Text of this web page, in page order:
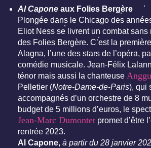
Al Capone aux Folies Bergère
Plongée dans le Chicago des
Eliot Ness se livrent un combat sans
des Folies Bergère. C’est la
Alagna, l’une des stars de l’opéra,
comédie musicale. Jean-Félix
ténor mais aussi la chanteuse
Pelletier (Notre-Dame-de-Paris), qui
accompagnés d’un orchestre de 8
budget de 5 millions d’euros, le
Jean-Marc Dumontet promet d’être
rentrée 2023.
Al Capone, à partir du 28 janvier